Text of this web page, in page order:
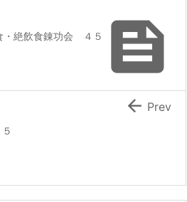

・絶飲食錬功会 ４５
 Prev